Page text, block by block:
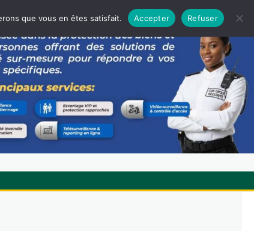
que vous en êtes satisfait. Accepter Refuser